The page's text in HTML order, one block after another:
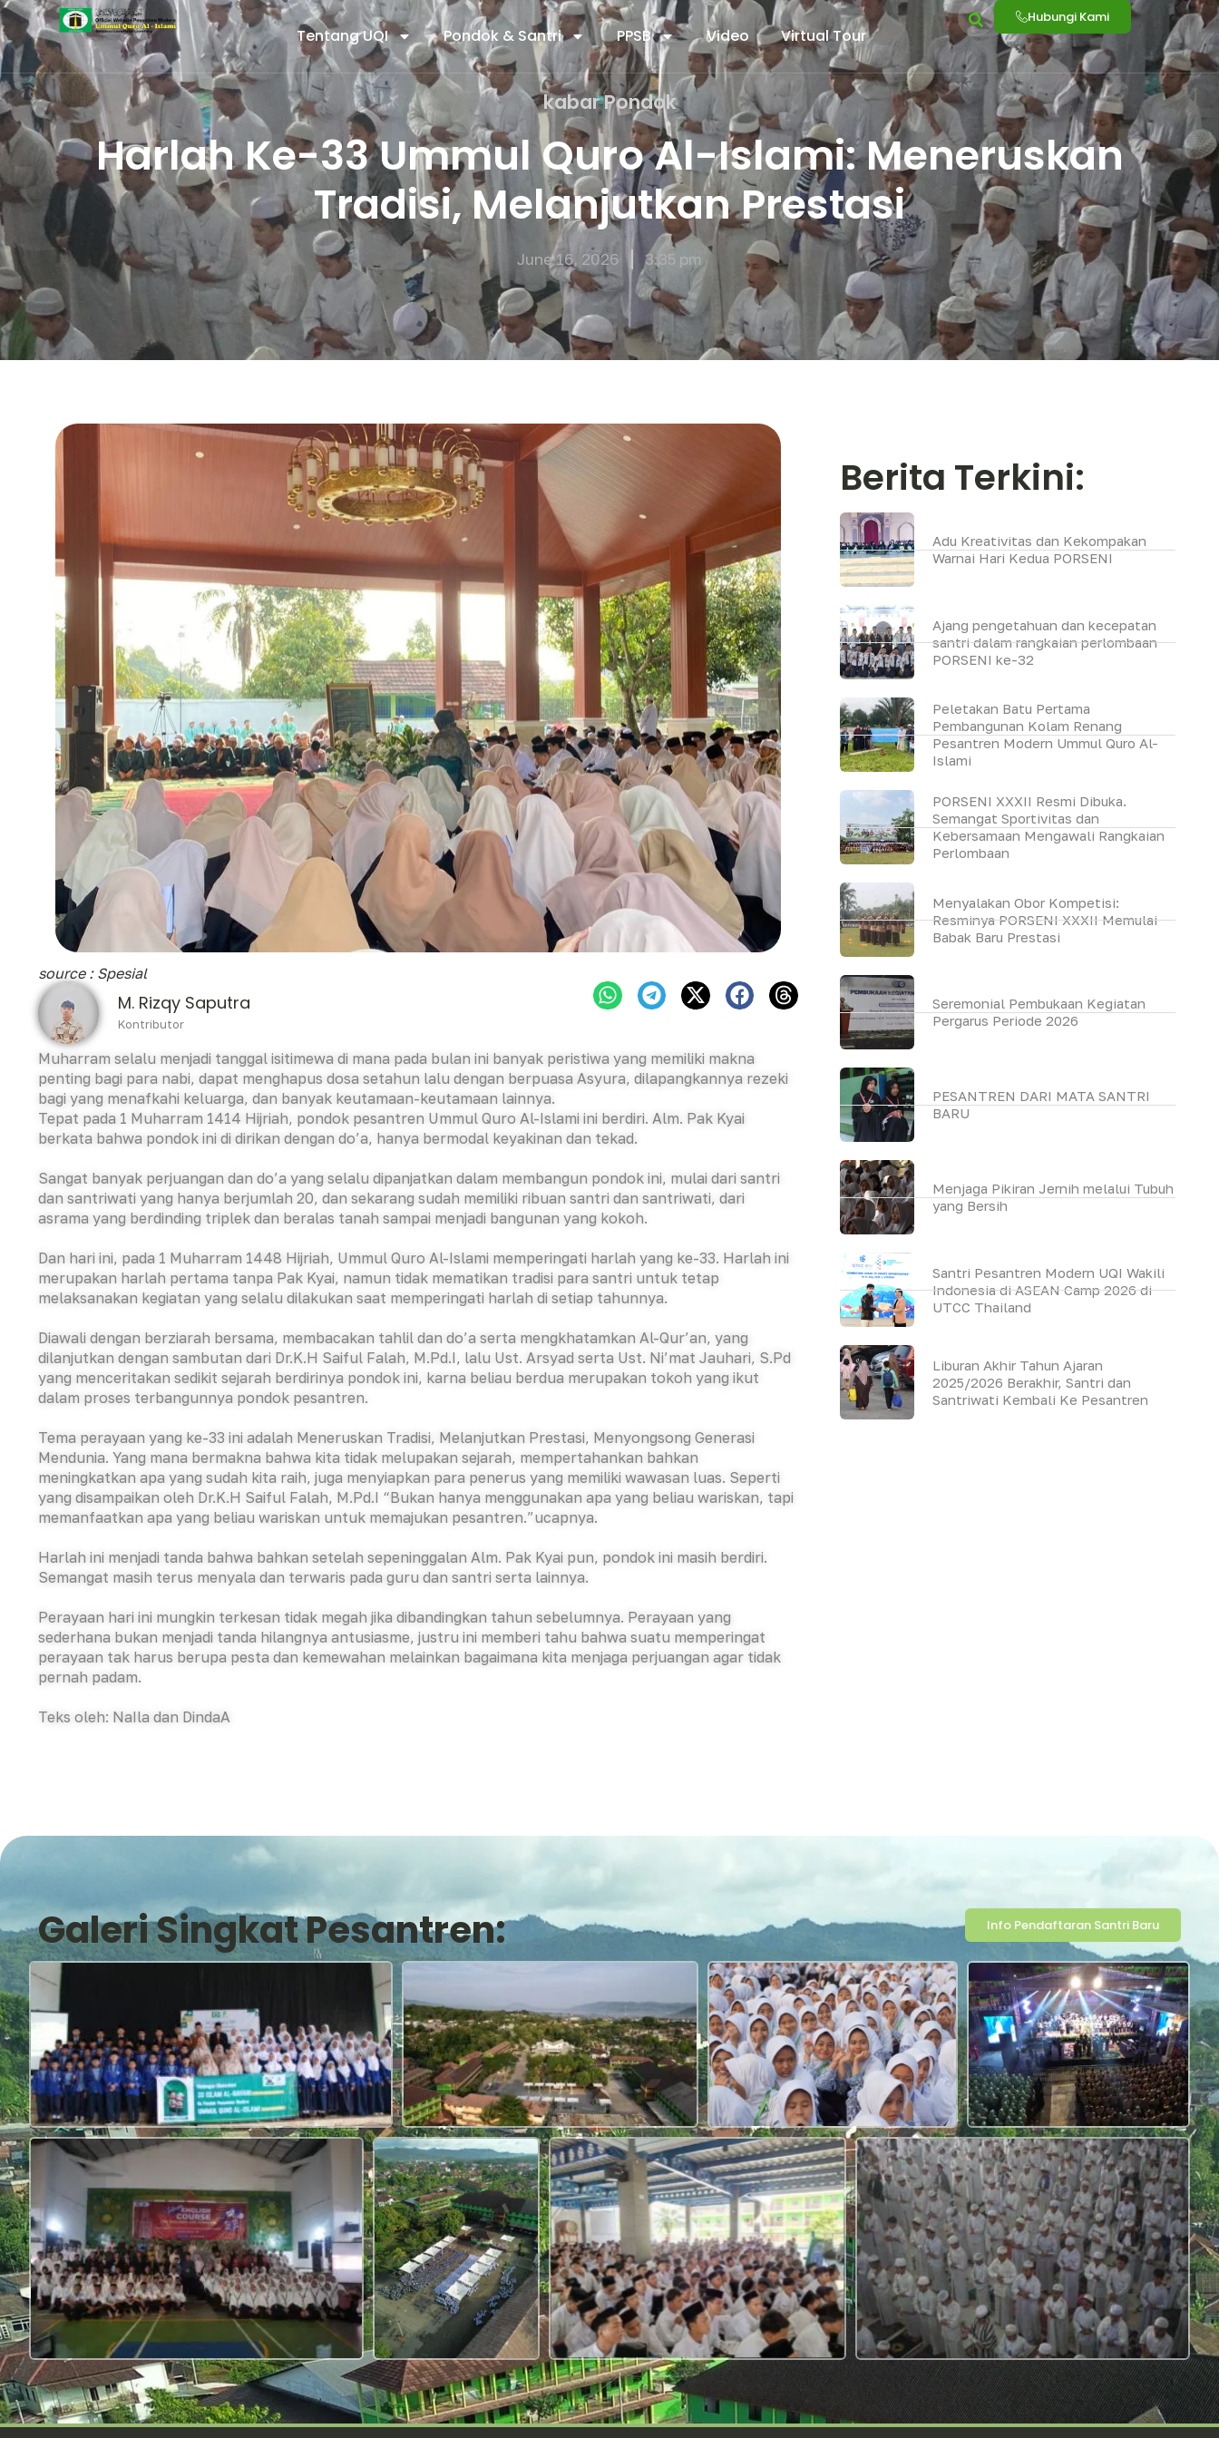
Tentang UQI Pondok & Santri PPSB Video Virtual Tour
Hubungi Kami
kabar Pondok
Harlah Ke-33 Ummul Quro Al-Islami: Meneruskan
Tradisi, Melanjutkan Prestasi
June 16, 2026 3:35 pm
source : Spesial
M. Rizqy Saputra
Kontributor
Muharram selalu menjadi tanggal isitimewa di mana pada bulan ini banyak peristiwa yang memiliki makna
penting bagi para nabi, dapat menghapus dosa setahun lalu dengan berpuasa Asyura, dilapangkannya rezeki
bagi yang menafkahi keluarga, dan banyak keutamaan-keutamaan lainnya.
Tepat pada 1 Muharram 1414 Hijriah, pondok pesantren Ummul Quro Al-Islami ini berdiri. Alm. Pak Kyai
berkata bahwa pondok ini di dirikan dengan do’a, hanya bermodal keyakinan dan tekad.
Sangat banyak perjuangan dan do’a yang selalu dipanjatkan dalam membangun pondok ini, mulai dari santri
dan santriwati yang hanya berjumlah 20, dan sekarang sudah memiliki ribuan santri dan santriwati, dari
asrama yang berdinding triplek dan beralas tanah sampai menjadi bangunan yang kokoh.
Dan hari ini, pada 1 Muharram 1448 Hijriah, Ummul Quro Al-Islami memperingati harlah yang ke-33. Harlah ini
merupakan harlah pertama tanpa Pak Kyai, namun tidak mematikan tradisi para santri untuk tetap
melaksanakan kegiatan yang selalu dilakukan saat memperingati harlah di setiap tahunnya.
Diawali dengan berziarah bersama, membacakan tahlil dan do’a serta mengkhatamkan Al-Qur’an, yang
dilanjutkan dengan sambutan dari Dr.K.H Saiful Falah, M.Pd.I, lalu Ust. Arsyad serta Ust. Ni’mat Jauhari, S.Pd
yang menceritakan sedikit sejarah berdirinya pondok ini, karna beliau berdua merupakan tokoh yang ikut
dalam proses terbangunnya pondok pesantren.
Tema perayaan yang ke-33 ini adalah Meneruskan Tradisi, Melanjutkan Prestasi, Menyongsong Generasi
Mendunia. Yang mana bermakna bahwa kita tidak melupakan sejarah, mempertahankan bahkan
meningkatkan apa yang sudah kita raih, juga menyiapkan para penerus yang memiliki wawasan luas. Seperti
yang disampaikan oleh Dr.K.H Saiful Falah, M.Pd.I “Bukan hanya menggunakan apa yang beliau wariskan, tapi
memanfaatkan apa yang beliau wariskan untuk memajukan pesantren.”ucapnya.
Harlah ini menjadi tanda bahwa bahkan setelah sepeninggalan Alm. Pak Kyai pun, pondok ini masih berdiri.
Semangat masih terus menyala dan terwaris pada guru dan santri serta lainnya.
Perayaan hari ini mungkin terkesan tidak megah jika dibandingkan tahun sebelumnya. Perayaan yang
sederhana bukan menjadi tanda hilangnya antusiasme, justru ini memberi tahu bahwa suatu memperingat
perayaan tak harus berupa pesta dan kemewahan melainkan bagaimana kita menjaga perjuangan agar tidak
pernah padam.
Teks oleh: NaIla dan DindaA
Berita Terkini:
Adu Kreativitas dan Kekompakan
Warnai Hari Kedua PORSENI
Ajang pengetahuan dan kecepatan
santri dalam rangkaian perlombaan
PORSENI ke-32
Peletakan Batu Pertama
Pembangunan Kolam Renang
Pesantren Modern Ummul Quro Al-
Islami
PORSENI XXXII Resmi Dibuka.
Semangat Sportivitas dan
Kebersamaan Mengawali Rangkaian
Perlombaan
Menyalakan Obor Kompetisi:
Resminya PORSENI XXXII Memulai
Babak Baru Prestasi
Seremonial Pembukaan Kegiatan
Pergarus Periode 2026
PESANTREN DARI MATA SANTRI
BARU
Menjaga Pikiran Jernih melalui Tubuh
yang Bersih
Santri Pesantren Modern UQI Wakili
Indonesia di ASEAN Camp 2026 di
UTCC Thailand
Liburan Akhir Tahun Ajaran
2025/2026 Berakhir, Santri dan
Santriwati Kembali Ke Pesantren
Galeri Singkat Pesantren: Info Pendaftaran Santri Baru